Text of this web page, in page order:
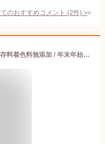
のおすすめコメント (2件) >
奈良漬 うり 150g 春日大名漬 / 国産・保存料着色料無添加 / 年末年始 お年賀 御年賀 お歳暮 御歳暮 挨拶 御礼 お弁当 漬け物 つけもの 粕漬け 漬物 手巻き寿司 節分 恵方巻 土用丑の日 土用の丑の日 ポイント消費 ポイント消化